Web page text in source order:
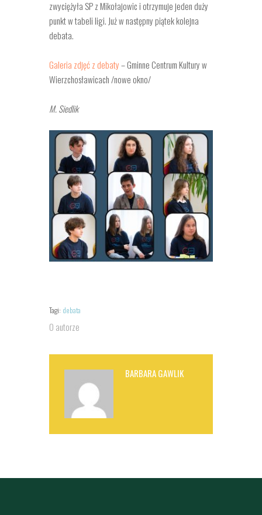
zwyciężyła SP z Mikołajowic i otrzymuje jeden duży
punkt w tabeli ligi. Już w następny piątek kolejna
debata.
Galeria zdjęć z debaty– Gminne Centrum Kultury w
Wierzchosławicach /nowe okno/
M. Siedlik
Tagi: debata
O autorze
BARBARA GAWLIK